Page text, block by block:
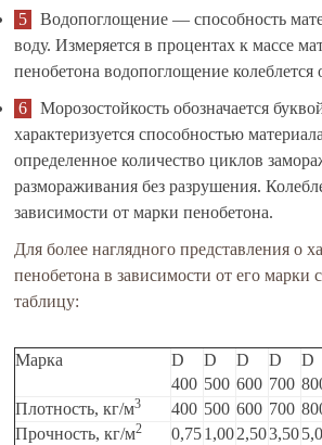
Водопоглощение — способность
воду. Измеряется в процентах к массе
пенобетона водопоглощение колеблется
Морозостойкость обозначается
характеризуется способностью
определенное количество циклов
размораживания без разрушения.
зависимости от марки пенобетона.
Для более наглядного представления о
пенобетона в зависимости от его марки
таблицу:
Марка
D
400
D
500
D
600
D
700
D
Плотность, кг/м3 400 500 600 700
Прочность, кг/м2 0,751,002,503,50